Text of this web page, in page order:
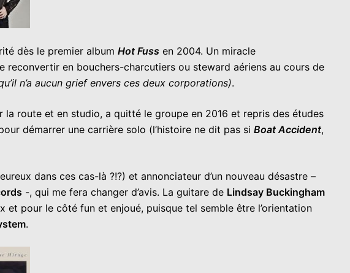
dès le premier album Hot Fuss en 2004. Un miracle
reconvertir en bouchers-charcutiers ou steward aériens au cours de
n’a aucun grief envers ces deux corporations).
la route et en studio, a quitté le groupe en 2016 et repris des études
démarrer une carrière solo (l’histoire ne dit pas si Boat Accident,
dans ces cas-là ?!?) et annonciateur d’un nouveau désastre –
-, qui me fera changer d’avis. La guitare de Lindsay Buckingham
et pour le côté fun et enjoué, puisque tel semble être l’orientation
.